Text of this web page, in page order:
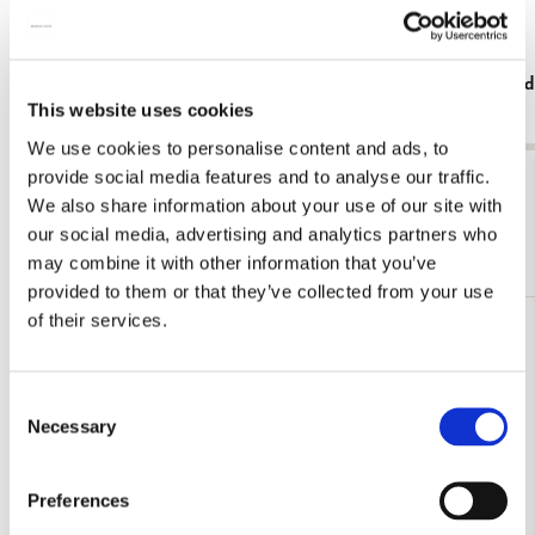
This website uses cookies
We use cookies to personalise content and ads, to
provide social media features and to analyse our traffic.
We also share information about your use of our site with
our social media, advertising and analytics partners who
may combine it with other information that you’ve
provided to them or that they’ve collected from your use
of their services.
Selection
Necessary
Preferences
€ 7,50
Bekijk alles van Dagje uit
Meer van Wandelgids